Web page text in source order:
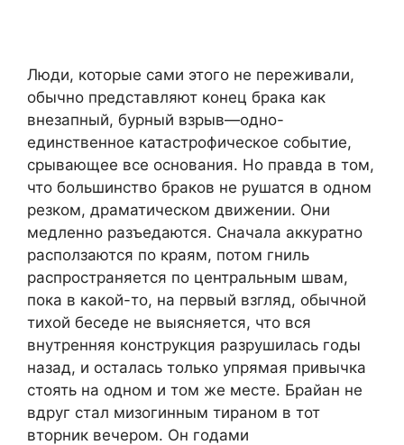
Люди, которые сами этого не переживали,
обычно представляют конец брака как
внезапный, бурный взрыв—одно-
единственное катастрофическое событие,
срывающее все основания. Но правда в том,
что большинство браков не рушатся в одном
резком, драматическом движении. Они
медленно разъедаются. Сначала аккуратно
расползаются по краям, потом гниль
распространяется по центральным швам,
пока в какой-то, на первый взгляд, обычной
тихой беседе не выясняется, что вся
внутренняя конструкция разрушилась годы
назад, и осталась только упрямая привычка
стоять на одном и том же месте. Брайан не
вдруг стал мизогинным тираном в тот
вторник вечером. Он годами